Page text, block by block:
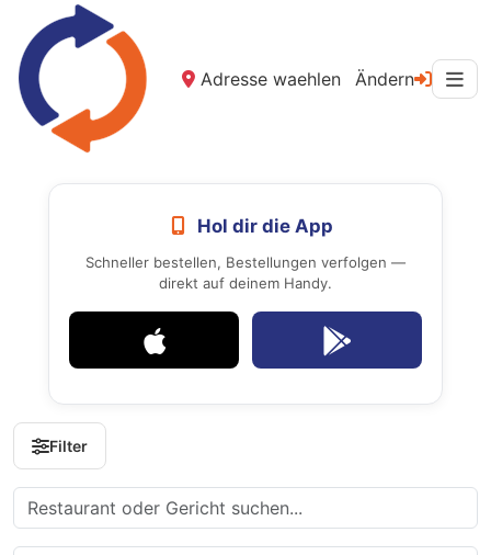
Adresse waehlen Ändern
Hol dir die App
Schneller bestellen, Bestellungen verfolgen —
direkt auf deinem Handy.
Filter